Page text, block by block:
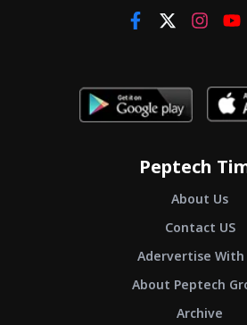
Peptech
About Us
Contact US
Adervertise With
About Peptech
Archive